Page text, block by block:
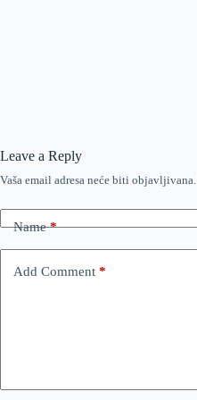
Leave a Reply
Vaša email adresa neće biti objavljivana.
Name*
Add Comment *